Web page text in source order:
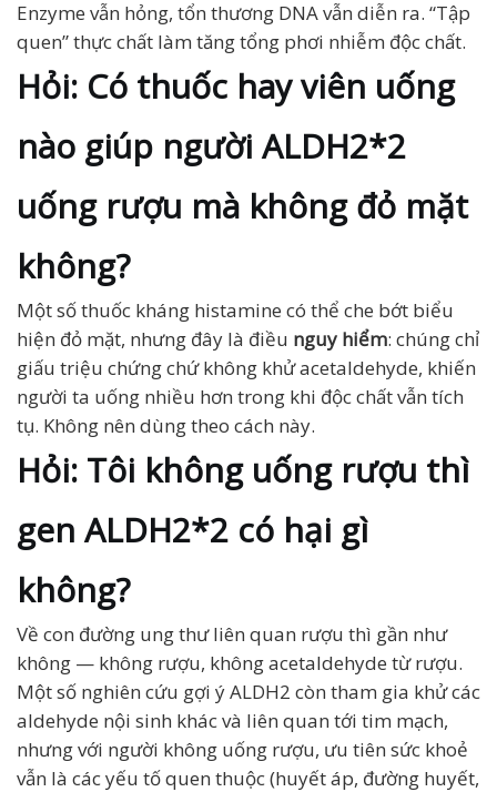
Enzyme vẫn hỏng, tổn thương DNA vẫn diễn ra. “Tập
quen” thực chất làm tăng tổng phơi nhiễm độc chất.
Hỏi: Có thuốc hay viên uống
nào giúp người ALDH2*2
uống rượu mà không đỏ mặt
không?
Một số thuốc kháng histamine có thể che bớt biểu
hiện đỏ mặt, nhưng đây là điều nguy hiểm: chúng chỉ
giấu triệu chứng chứ không khử acetaldehyde, khiến
người ta uống nhiều hơn trong khi độc chất vẫn tích
tụ. Không nên dùng theo cách này.
Hỏi: Tôi không uống rượu thì
gen ALDH2*2 có hại gì
không?
Về con đường ung thư liên quan rượu thì gần như
không — không rượu, không acetaldehyde từ rượu.
Một số nghiên cứu gợi ý ALDH2 còn tham gia khử các
aldehyde nội sinh khác và liên quan tới tim mạch,
nhưng với người không uống rượu, ưu tiên sức khoẻ
vẫn là các yếu tố quen thuộc (huyết áp, đường huyết,